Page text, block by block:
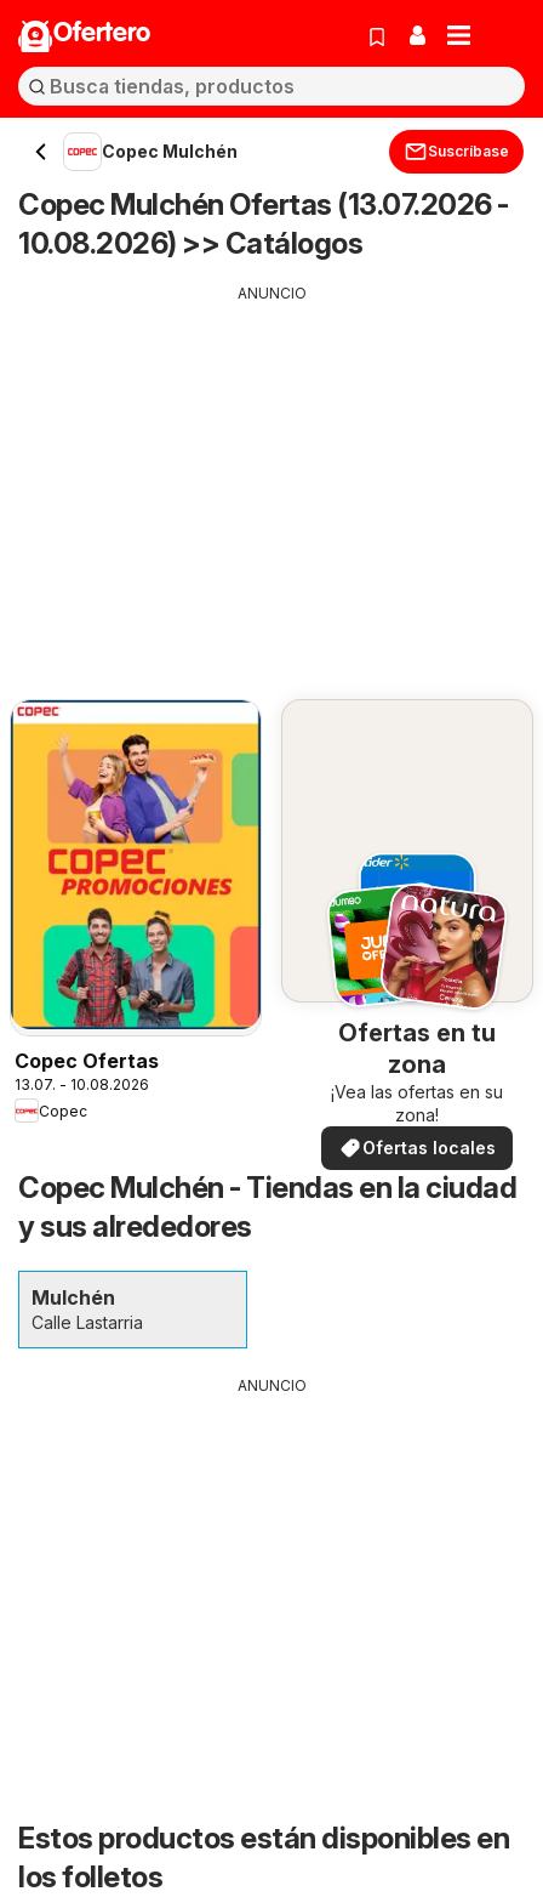
Ofertero
Copec Mulchén Suscríbase
Copec Mulchén Ofertas (13.07.2026 -
10.08.2026) >> Catálogos
ANUNCIO
Copec Ofertas
13.07. - 10.08.2026
Copec
Ofertas en tu
zona
¡Vea las ofertas en su
zona!
Ofertas locales
Copec Mulchén - Tiendas en la ciudad
y sus alrededores
Mulchén
Calle Lastarria
ANUNCIO
Estos productos están disponibles en
los folletos